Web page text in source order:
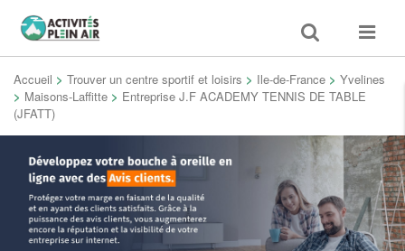
Toggle
search
Toggle
Accueil > Trouver un centre sportif et loisirs > Ile-de-France > Yvelines
> Maisons-Laffitte > Entreprise J.F ACADEMY TENNIS DE TABLE
(JFATT)